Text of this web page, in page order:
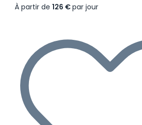
À partir de 126 €par jour